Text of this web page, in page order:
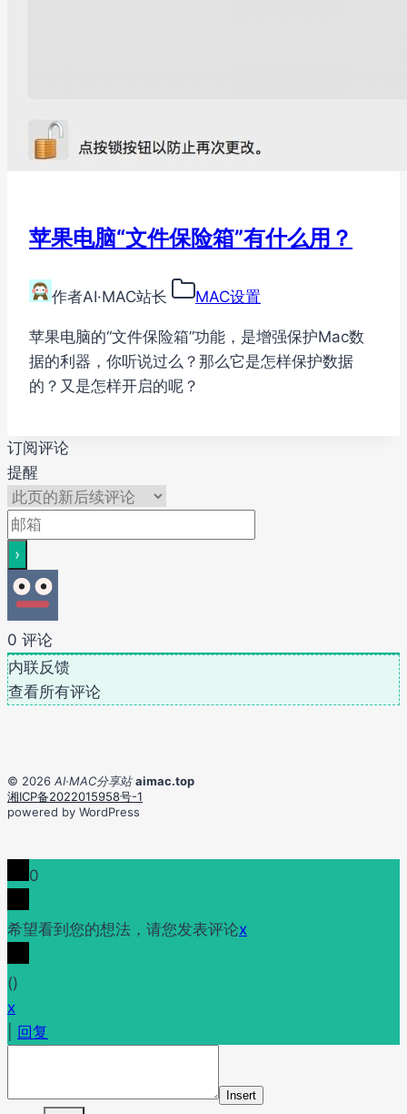
苹果电脑“文件保险箱”有什么用？
作者AI·MAC站长 MAC设置
苹果电脑的“文件保险箱”功能，是增强保护Mac数
据的利器，你听说过么？那么它是怎样保护数据
的？又是怎样开启的呢？
订阅评论
提醒
0 评论
内联反馈
查看所有评论
© 2026 AI·MAC分享站 aimac.top
湘ICP备2022015958号-1
powered by WordPress
0
希望看到您的想法，请您发表评论x
()
x
回复
Insert